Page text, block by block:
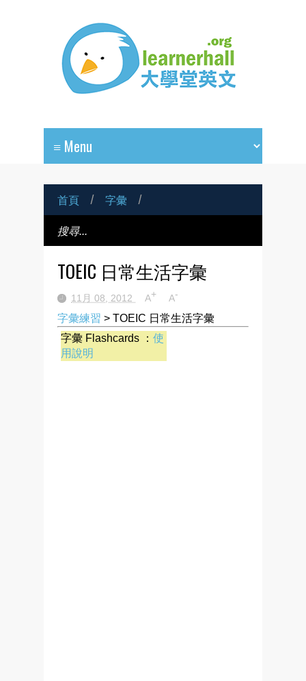
首頁 / 字彙 /
TOEIC 日常生活字彙
11月 08, 2012 A+ A-
字彙練習 > TOEIC 日常生活字彙
字彙 Flashcards ： 使
用說明